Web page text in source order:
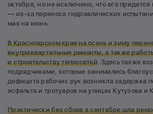
октября, но не исключено, что его
— из-за переноса гидравлических
мая на июнь.
В Красноярском крае на осень и зиму
внутриквартальные ремонты, а также
и строительству теплосетей. Здесь также
подрядчиками, которые занимались
дефицита рабочих рук возникла задержка
асфальта и тротуаров на улицах Кутузова и
Практически без сбоев в сентябре шла